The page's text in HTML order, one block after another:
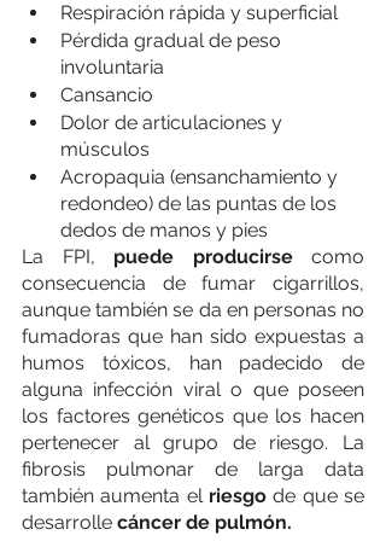
Respiración rápida y superficial
Pérdida gradual de peso
involuntaria
Cansancio
Dolor de articulaciones y
músculos
Acropaquia (ensanchamiento y
redondeo) de las puntas de los
dedos de manos y pies
La FPI, puede producirse como
consecuencia de fumar cigarrillos,
aunque también se da en personas no
fumadoras que han sido expuestas a
humos tóxicos, han padecido de
alguna infección viral o que poseen
los factores genéticos que los hacen
pertenecer al grupo de riesgo. La
fibrosis pulmonar de larga data
también aumenta el riesgo de que se
desarrolle cáncer de pulmón.